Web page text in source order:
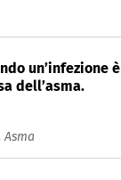
un’infezione è
dell’asma.
Asma